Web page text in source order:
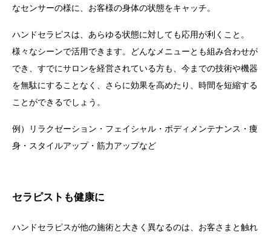
なセンサーの様に、お客様の身体の状態をキャッチ。
ハンドセラピスは、あらゆる状態に対しても応用が利くこと。
様々なシーンで活用できます。
どんなメニューとも組み合わせが
でき、すでにサロンを経営されている方も、今までの技術や機器
を無駄にすることなく、さらに効果を高めたり、時間を短縮する
ことができるでしょう。
例）リラクゼーション・フェイシャル・ボディメンテナンス・痩
身・スタイルアップ・筋力アップなど
セラピストも健康に
ハンドセラピスが他の施術と大きく異なるのは、お客さまと触れ